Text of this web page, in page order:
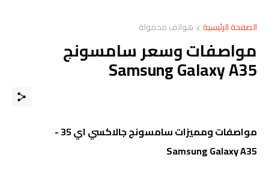
الصفحة الرئيسية هواتف محمولة
مواصفات وسعر سامسونج
Samsung Galaxy A35
مواصفات ومميزات سامسونج جالاكسي اي 35 -
Samsung Galaxy A35